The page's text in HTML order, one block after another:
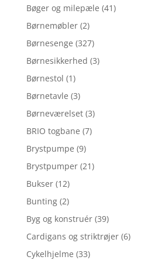
Bøger og milepæle (41)
Børnemøbler (2)
Børnesenge (327)
Børnesikkerhed (3)
Børnestol (1)
Børnetavle (3)
Børneværelset (3)
BRIO togbane (7)
Brystpumpe (9)
Brystpumper (21)
Bukser (12)
Bunting (2)
Byg og konstruér (39)
Cardigans og striktrøjer (6)
Cykelhjelme (33)